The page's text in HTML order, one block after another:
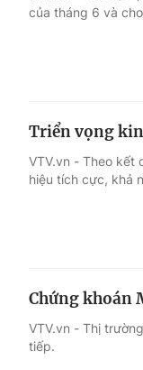
Thế giới đó đây
Điện ảnh
Âm nhạc
Sao
của tháng 6 và
Triển vọng
VTV.vn - Theo kết
hiệu tích cực, khả
Chứng khoán
VTV.vn - Thị
tiếp.